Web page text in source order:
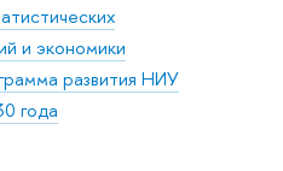
и экономики
развития НИУ
года